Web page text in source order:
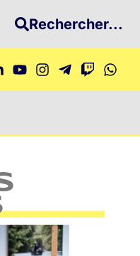
Rechercher...